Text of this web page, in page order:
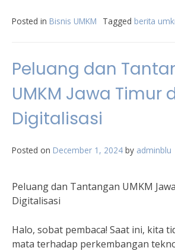
Posted in Bisnis UMKM Tagged berita
Peluang dan
UMKM Jawa Timur
Digitalisasi
Posted on December 1, 2024 by adminblu
Peluang dan Tantangan UMKM
Digitalisasi
Halo, sobat pembaca! Saat ini, kita
mata terhadap perkembangan